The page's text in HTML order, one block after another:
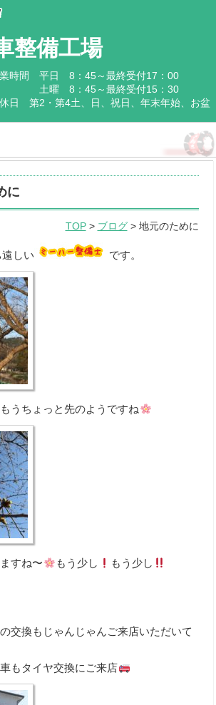
整備工場
時間 平日 8：45～最終受付17：00
曜 8：45～最終受付15：30
日 第2・第4土、日、祝日、年末年始、お盆
ー
ー
ン
わせ
に
TOP> ブログ> 地元のために
しい です。
うちょっと先のようですね
すね〜 もう少し もう少し
交換もじゃんじゃんご来店いただいて
もタイヤ交換にご来店